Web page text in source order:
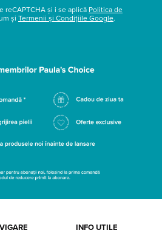
reCAPTCHA și i se aplică Politica de
și Termenii și Condițiile Google.
INFO UTILE